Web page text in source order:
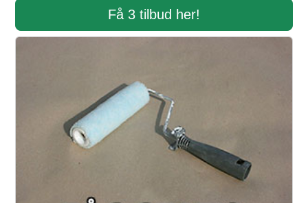
Få 3 tilbud her!